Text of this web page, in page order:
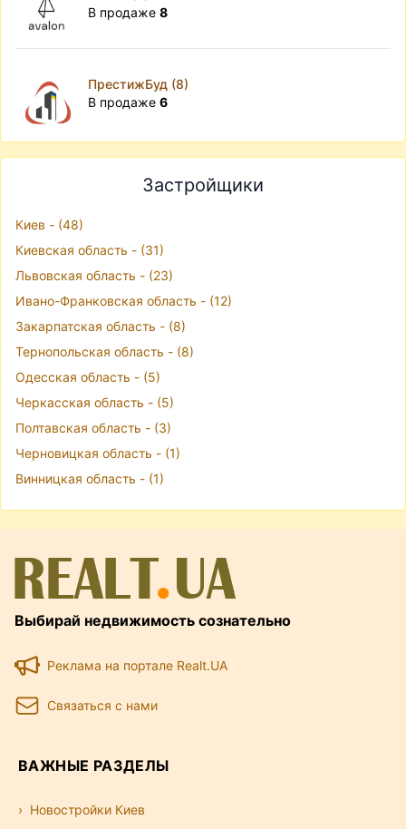
В продаже 8
ПрестижБуд (8)
В продаже 6
Застройщики
Киев - (48)
Киевская область - (31)
Львовская область - (23)
Ивано-Франковская область - (12)
Закарпатская область - (8)
Тернопольская область - (8)
Одесская область - (5)
Черкасская область - (5)
Полтавская область - (3)
Черновицкая область - (1)
Винницкая область - (1)
Выбирай недвижимость сознательно
Реклама на портале Realt.UA
Связаться с нами
ВАЖНЫЕ РАЗДЕЛЫ
Новостройки Киев